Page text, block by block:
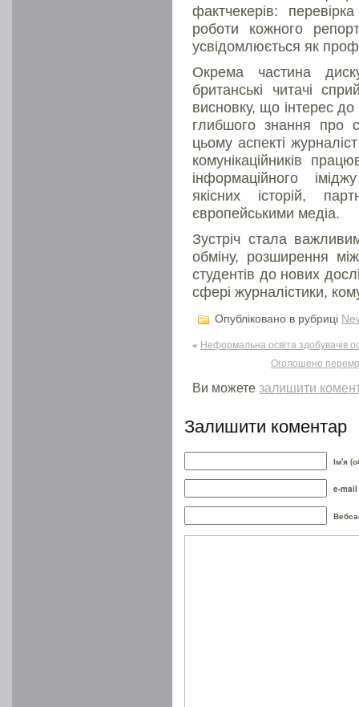
фактчекерів:
роботи кожного
усвідомлюється як
Окрема частина
британські читачі
висновку, що інтерес до
глибшого знання про
цьому аспекті
комунікаційників
інформаційного
якісних історій,
європейськими медіа.
Зустріч стала
обміну, розширення
студентів до нових
сфері журналістики,
Опубліковано в рубриці
« Неформальна освіта здобувачів
Оголошено
Ви можетезалишити
Залишити коментар
Ім'я
e-mail